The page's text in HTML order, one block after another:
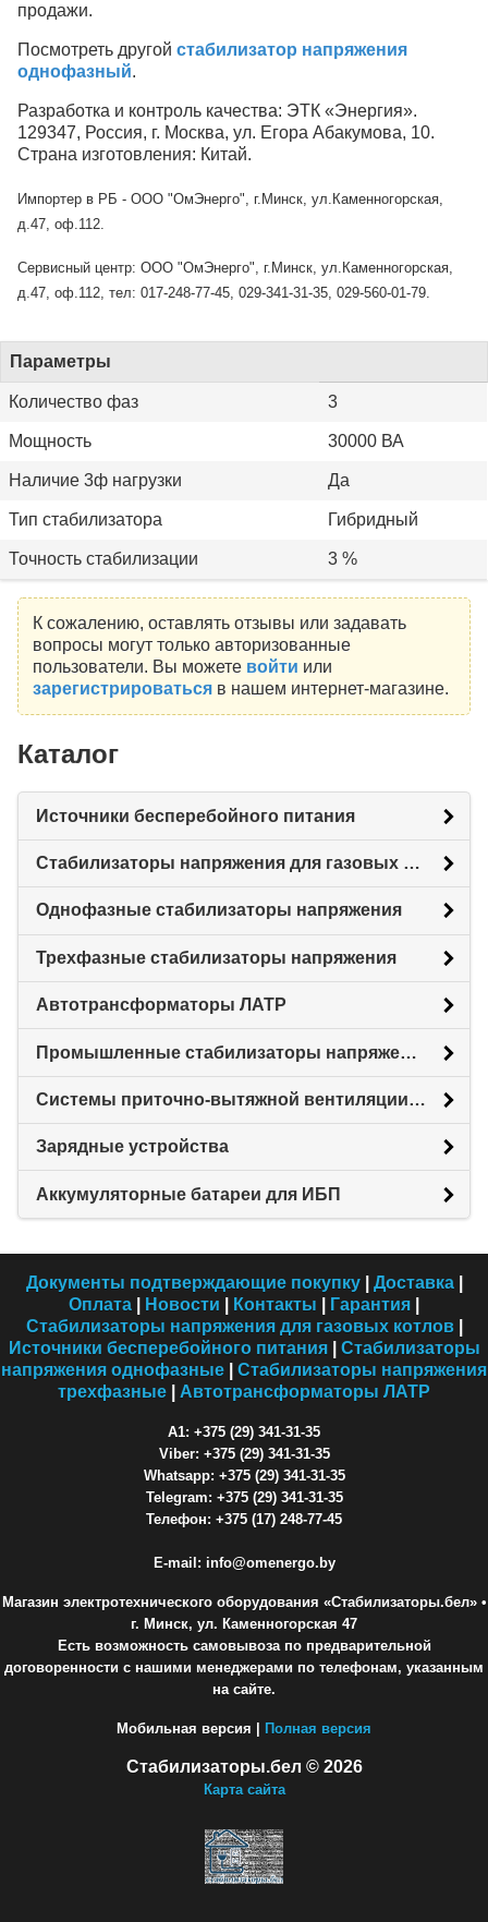
продажи.
Посмотреть другой стабилизатор напряжения
однофазный.
Разработка и контроль качества: ЭТК «Энергия».
129347, Россия, г. Москва, ул. Егора Абакумова, 10.
Страна изготовления: Китай.
Импортер в РБ - ООО "ОмЭнерго", г.Минск, ул.Каменногорская,
д.47, оф.112.
Сервисный центр: ООО "ОмЭнерго", г.Минск, ул.Каменногорская,
д.47, оф.112, тел: 017-248-77-45, 029-341-31-35, 029-560-01-79.
Параметры
Количество фаз 3
Мощность 30000 ВА
Наличие 3ф нагрузки Да
Тип стабилизатора Гибридный
Точность стабилизации 3 %
К сожалению, оставлять отзывы или задавать
вопросы могут только авторизованные
пользователи. Вы можете войти или
зарегистрироватьсяв нашем интернет-магазине.
Каталог
Источники бесперебойного питания
Стабилизаторы напряжения для газовых котлов
Однофазные стабилизаторы напряжения
Трехфазные стабилизаторы напряжения
Автотрансформаторы ЛАТР
Промышленные стабилизаторы напряжения
Системы приточно-вытяжной вентиляции с рекуперацией тепловой энергии (Рекуператоры)
Зарядные устройства
Аккумуляторные батареи для ИБП
Документы подтверждающие покупку| Доставка|
Оплата
Новости Контакты Гарантия
Стабилизаторы напряжения для газовых котлов|
Источники бесперебойного питания| Стабилизаторы
напряжения однофазные
Стабилизаторы напряжения
трехфазные
Автотрансформаторы ЛАТР
A1: +375 (29) 341-31-35
Viber: +375 (29) 341-31-35
Whatsapp: +375 (29) 341-31-35
Telegram: +375 (29) 341-31-35
Телефон: +375 (17) 248-77-45
E-mail: info@omenergo.by
Магазин электротехнического оборудования «Стабилизаторы.бел»•
г. Минск, ул. Каменногорская 47
Есть возможность самовывоза по предварительной
договоренности с нашими менеджерами по телефонам, указанным
на сайте.
Мобильная версия | Полная версия
Стабилизаторы.бел © 2026
Карта сайта